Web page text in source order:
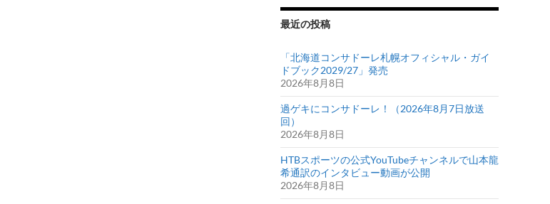
最近の投稿
「北海道コンサドーレ札幌オフィシャル・ガイ
ドブック2029/27」発売
2026年8月8日
過ゲキにコンサドーレ！（2026年8月7日放送
回）
2026年8月8日
HTBスポーツの公式YouTubeチャンネルで山本龍
希通訳のインタビュー動画が公開
2026年8月8日